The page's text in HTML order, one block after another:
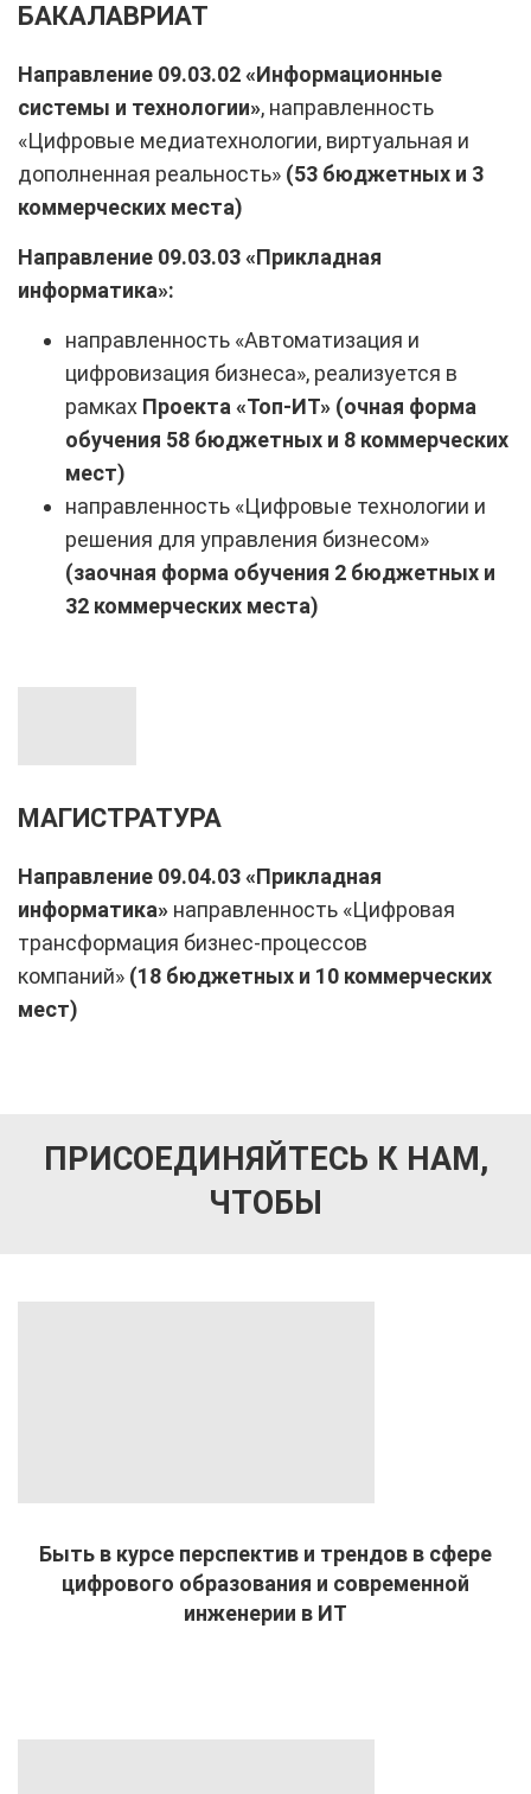
БАКАЛАВРИАТ
Направление 09.03.02 «Информационные
системы и технологии», направленность
«Цифровые медиатехнологии, виртуальная и
дополненная реальность» (53 бюджетных и 3
коммерческих места)
Направление 09.03.03 «Прикладная
информатика»:
направленность «Автоматизация и
цифровизация бизнеса», реализуется в
рамках Проекта «Топ-ИТ» (очная форма
обучения 58 бюджетных и 8 коммерческих
мест)
направленность «Цифровые технологии и
решения для управления бизнесом»
(заочная форма обучения 2 бюджетных и
32 коммерческих места)
МАГИСТРАТУРА
Направление 09.04.03 «Прикладная
информатика» направленность «Цифровая
трансформация бизнес-процессов
компаний» (18 бюджетных и 10 коммерческих
мест)
ПРИСОЕДИНЯЙТЕСЬ К НАМ,
ЧТОБЫ
Быть в курсе перспектив и трендов в сфере
цифрового образования и современной
инженерии в ИТ